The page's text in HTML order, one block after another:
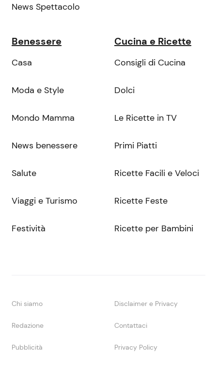
News Spettacolo
Benessere
Casa
Moda e Style
Mondo Mamma
News benessere
Salute
Viaggi e Turismo
Festività
Cucina e Ricette
Consigli di Cucina
Dolci
Le Ricette in TV
Primi Piatti
Ricette Facili e Veloci
Ricette Feste
Ricette per Bambini
Chi siamo Disclaimer e Privacy
Redazione Contattaci
Pubblicità Privacy Policy